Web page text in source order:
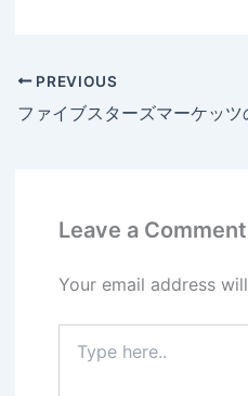
PREVIOUS
Leave a Comment
Your email address
here..